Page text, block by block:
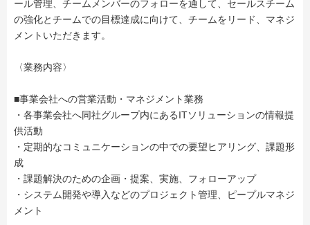
ール管理、チームメンバーのフォローを通して、セールスチーム
の強化とチームでの目標達成に向けて、チームをリード、マネジ
メントいただきます。
〈業務内容〉
■事業会社への営業活動・マネジメント業務
・各事業会社へ同社グループ内にあるITソリューションの情報提
供活動
・定期的なコミュニケーションの中での要望ヒアリング、課題形
成
・課題解決のための企画・提案、実施、フォローアップ
・システム開発や導入などのプロジェクト管理、ピープルマネジ
メント